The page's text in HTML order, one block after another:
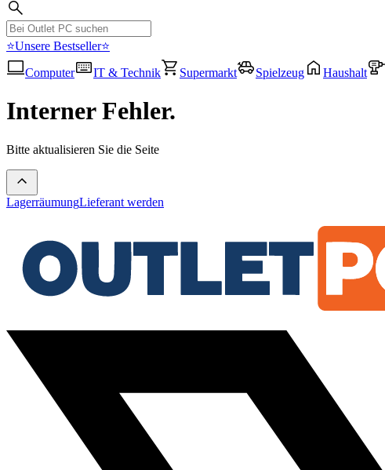
⭐Unsere Bestseller⭐
Computer
IT & Technik Supermarkt Spielzeug Haushalt
Interner Fehler.
Bitte aktualisieren Sie die Seite
LagerräumungLieferant werden